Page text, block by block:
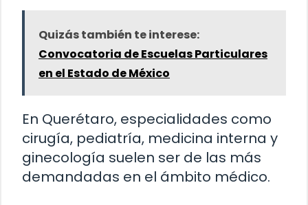
Quizás también te interese:
Convocatoria de Escuelas Particulares
en el Estado de México
En Querétaro, especialidades como
cirugía, pediatría, medicina interna y
ginecología suelen ser de las más
demandadas en el ámbito médico.